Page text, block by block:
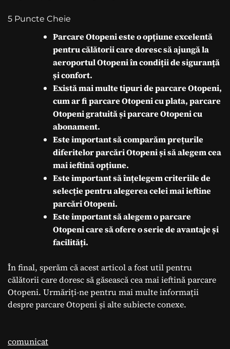
5 Puncte Cheie
Parcare Otopeni este o opțiune excelentă
pentru călătorii care doresc să ajungă la
aeroportul Otopeni în condiții de siguranță
și confort.
Există mai multe tipuri de parcare Otopeni,
cum ar fi parcare Otopeni cu plata, parcare
Otopeni gratuită și parcare Otopeni cu
abonament.
Este important să comparăm prețurile
diferitelor parcări Otopeni și să alegem cea
mai ieftină opțiune.
Este important să înțelegem criteriile de
selecție pentru alegerea celei mai ieftine
parcări Otopeni.
Este important să alegem o parcare
Otopeni care să ofere o serie de avantaje și
facilități.
În final, sperăm că acest articol a fost util pentru
călătorii care doresc să găsească cea mai ieftină parcare
Otopeni. Urmăriți-ne pentru mai multe informații
despre parcare Otopeni și alte subiecte conexe.
comunicat